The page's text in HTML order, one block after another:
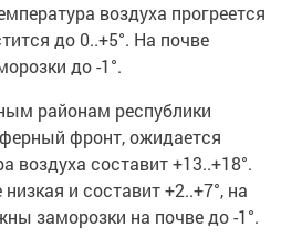
воздуха прогреется
до 0..+5°. На почве
до -1°.
районам республики
фронт, ожидается
воздуха составит +13..+18°.
и составит +2..+7°, на
заморозки на почве до -1°.